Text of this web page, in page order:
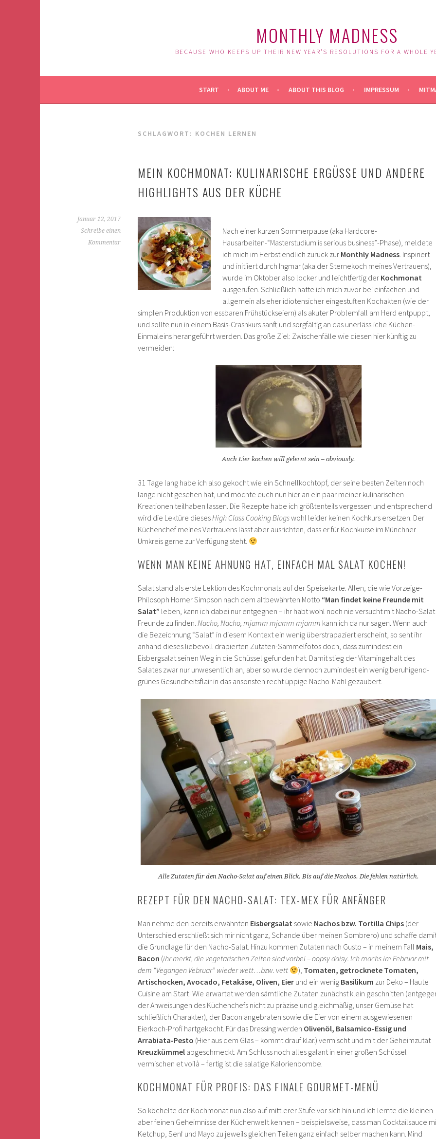
MONTHLY MADNESS
BECAUSE WHO KEEPS UP THEIR NEW YEAR'S RESOLUTIONS FOR A WHOLE
START ABOUT ME ABOUT THIS BLOG IMPRESSUM
SCHLAGWORT: KOCHEN LERNEN
MEIN KOCHMONAT: KULINARISCHE ERGÜSSE UND ANDERE
HIGHLIGHTS AUS DER KÜCHE
Januar 12, 2017
Schreibe einen
Kommentar
Nach einer kurzen Sommerpause (aka Hardcore-
Hausarbeiten-“Masterstudium is serious business”-Phase), meldete
ich mich im Herbst endlich zurück zur Monthly Madness. Inspiriert
und initiiert durch Ingmar (aka der Sternekoch meines Vertrauens),
wurde im Oktober also locker und leichtfertig der Kochmonat
ausgerufen. Schließlich hatte ich mich zuvor bei einfachen und
allgemein als eher idiotensicher eingestuften Kochakten (wie der
simplen Produktion von essbaren Frühstückseiern) als akuter Problemfall am Herd entpuppt,
und sollte nun in einem Basis-Crashkurs sanft und sorgfältig an das unerlässliche Küchen-
Einmaleins herangeführt werden. Das große Ziel: Zwischenfälle wie diesen hier künftig zu
vermeiden:
Auch Eier kochen will gelernt sein – obviously.
31 Tage lang habe ich also gekocht wie ein Schnellkochtopf, der seine besten Zeiten noch
lange nicht gesehen hat, und möchte euch nun hier an ein paar meiner kulinarischen
Kreationen teilhaben lassen. Die Rezepte habe ich größtenteils vergessen und entsprechend
wird die Lektüre diesesHigh Class Cooking Blogswohl leider keinen Kochkurs ersetzen. Der
Küchenchef meines Vertrauens lässt aber ausrichten, dass er für Kochkurse im Münchner
Umkreis gerne zur Verfügung steht.
WENN MAN KEINE AHNUNG HAT, EINFACH MAL SALAT KOCHEN!
Salat stand als erste Lektion des Kochmonats auf der Speisekarte. Allen, die wie Vorzeige-
Philosoph Homer Simpson nach dem altbewährten Motto “Man findet keine Freunde mit
Salat” leben, kann ich dabei nur entgegnen – ihr habt wohl noch nie versucht mit Nacho-Salat
Freunde zu finden. Nacho, Nacho, mjamm mjamm mjamm kann ich da nur sagen. Wenn auch
die Bezeichnung “Salat” in diesem Kontext ein wenig überstrapaziert erscheint, so seht ihr
anhand dieses liebevoll drapierten Zutaten-Sammelfotos doch, dass zumindest ein
Eisbergsalat seinen Weg in die Schüssel gefunden hat. Damit stieg der Vitamingehalt des
Salates zwar nur unwesentlich an, aber so wurde dennoch zumindest ein wenig beruhigend-
grünes Gesundheitsflair in das ansonsten recht üppige Nacho-Mahl gezaubert.
Alle Zutaten für den Nacho-Salat auf einen Blick. Bis auf die Nachos. Die fehlen natürlich.
REZEPT FÜR DEN NACHO-SALAT: TEX-MEX FÜR ANFÄNGER
Man nehme den bereits erwähnten Eisbergsalat sowie Nachos bzw. Tortilla Chips (der
Unterschied erschließt sich mir nicht ganz, Schande über meinen Sombrero) und schaffe
die Grundlage für den Nacho-Salat. Hinzu kommen Zutaten nach Gusto – in meinem Fall Mais,
Bacon (ihr merkt, die vegetarischen Zeiten sind vorbei – oopsy daisy. Ich machs im Februar mit
dem “Vegangen Vebruar” wieder wett…bzw. vett
), Tomaten, getrocknete Tomaten,
Artischocken, Avocado, Fetakäse, Oliven, Eier und ein wenig Basilikum zur Deko – Haute
Cuisine am Start! Wie erwartet werden sämtliche Zutaten zunächst klein geschnitten
der Anweisungen des Küchenchefs nicht zu präzise und gleichmäßig, unser Gemüse hat
schließlich Charakter), der Bacon angebraten sowie die Eier von einem ausgewiesenen
Eierkoch-Profi hartgekocht. Für das Dressing werden Olivenöl, Balsamico-Essig und
Arrabiata-Pesto (Hier aus dem Glas – kommt drauf klar.) vermischt und mit der Geheimzutat
Kreuzkümmel abgeschmeckt. Am Schluss noch alles galant in einer großen Schüssel
vermischen et voilà – fertig ist die salatige Kalorienbombe.
KOCHMONAT FÜR PROFIS: DAS FINALE GOURMET-MENÜ
So köchelte der Kochmonat nun also auf mittlerer Stufe vor sich hin und ich lernte die kleinen
aber feinen Geheimnisse der Küchenwelt kennen – beispielsweise, dass man Cocktailsauce
Ketchup, Senf und Mayo zu jeweils gleichen Teilen ganz einfach selber machen kann. Mind